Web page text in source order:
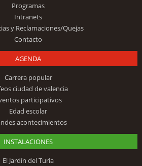
Programas
Intranets
y Reclamaciones/Quejas
Contacto
AGENDA
Carrera popular
ciudad de valencia
participativos
Edad escolar
acontecimientos
INSTALACIONES
El Jardín del Turia